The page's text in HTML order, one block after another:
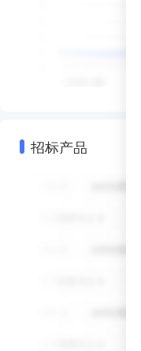
招标产品